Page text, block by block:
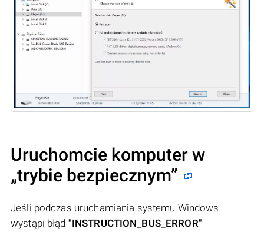
Uruchomcie komputer w
„trybie bezpiecznym”
Jeśli podczas uruchamiania systemu Windows
wystąpi błąd "INSTRUCTION_BUS_ERROR"